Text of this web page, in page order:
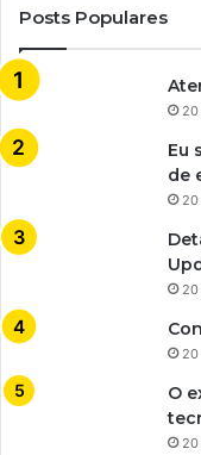
Posts Populares
Eu
de
O